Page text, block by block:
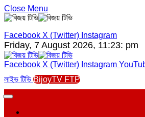
Close Menu
Facebook X (Twitter) Instagram
Friday, 7 August 2026, 11:23: pm
Facebook X (Twitter) Instagram
লাইভ টিভি BijoyTV FTP